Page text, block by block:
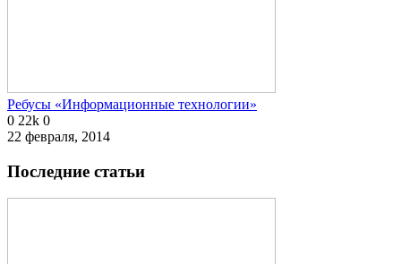
Ребусы «Информационные технологии»
0 22k 0
22 февраля, 2014
Последние статьи